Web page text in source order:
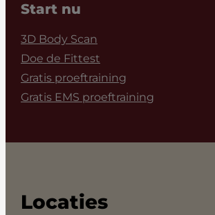
Start nu
3D Body Scan
Doe de Fittest
Gratis proeftraining
Gratis EMS proeftraining
Locaties